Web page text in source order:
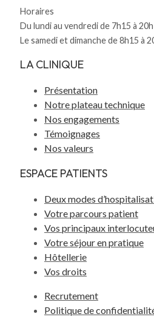
Horaires
Du lundi au vendredi de 7h15 à
Le samedi et dimanche de 8h15 à
LA CLINIQUE
Présentation
Notre plateau technique
Nos engagements
Témoignages
Nos valeurs
ESPACE PATIENTS
Deux modes
Votre parcours patient
Vos principaux
Votre séjour en pratique
Hôtellerie
Vos droits
Recrutement
Politique de